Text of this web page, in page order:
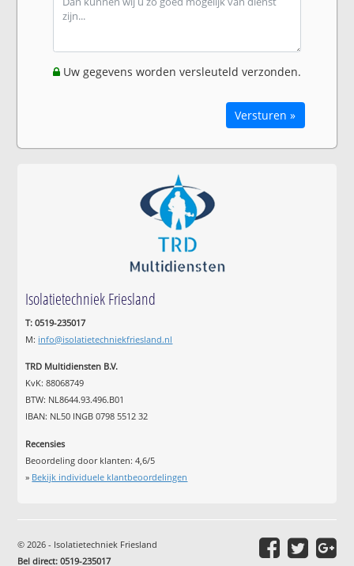
Uw gegevens worden versleuteld verzonden.
Versturen »
Isolatietechniek Friesland
T: 0519-235017
M: info@isolatietechniekfriesland.nl
TRD Multidiensten B.V.
KvK: 88068749
BTW: NL8644.93.496.B01
IBAN: NL50 INGB 0798 5512 32
Recensies
Beoordeling door klanten:4,6/5
» Bekijk individuele klantbeoordelingen
© 2026 - Isolatietechniek Friesland
Bel direct: 0519-235017